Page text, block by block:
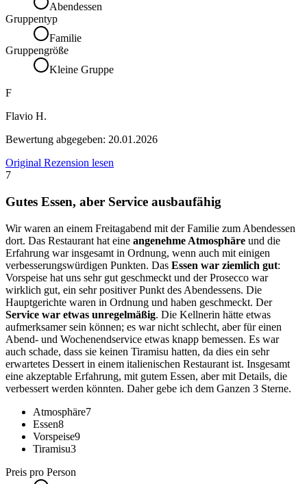
Abendessen
Gruppentyp
Familie
Gruppengröße
Kleine Gruppe
F
Flavio H.
Bewertung abgegeben: 20.01.2026
Original Rezension lesen
7
Gutes Essen, aber Service ausbaufähig
Wir waren an einem Freitagabend mit der Familie zum Abendessen
dort. Das Restaurant hat eine angenehme Atmosphäre und die
Erfahrung war insgesamt in Ordnung, wenn auch mit einigen
verbesserungswürdigen Punkten. Das Essen war ziemlich gut:
Vorspeise hat uns sehr gut geschmeckt und der Prosecco war
wirklich gut, ein sehr positiver Punkt des Abendessens. Die
Hauptgerichte waren in Ordnung und haben geschmeckt. Der
Service war etwas unregelmäßig. Die Kellnerin hätte etwas
aufmerksamer sein können; es war nicht schlecht, aber für einen
Abend- und Wochenendservice etwas knapp bemessen. Es war
auch schade, dass sie keinen Tiramisu hatten, da dies ein sehr
erwartetes Dessert in einem italienischen Restaurant ist. Insgesamt
eine akzeptable Erfahrung, mit gutem Essen, aber mit Details, die
verbessert werden könnten. Daher gebe ich dem Ganzen 3 Sterne.
Atmosphäre7
Essen8
Vorspeise9
Tiramisu3
Preis pro Person